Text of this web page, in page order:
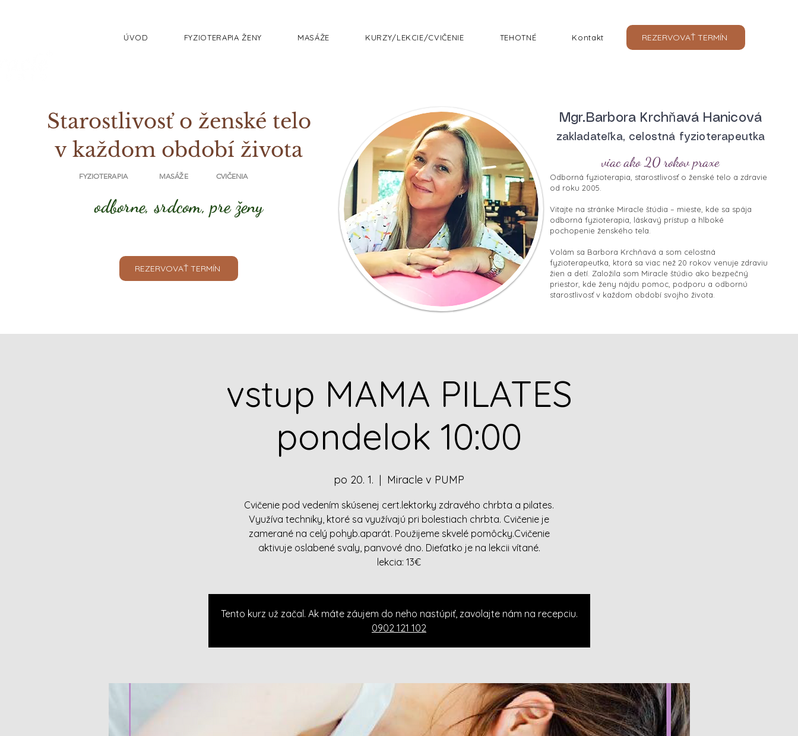
ÚVOD FYZIOTERAPIA ŽENY MASÁŽE KURZY/LEKCIE/CVIČENIE TEHOTNÉ Kontakt REZERVOVAŤ TERMÍN
Starostlivosť o ženské telo
v každom období života
FYZIOTERAPIA MASÁŽE CVIČENIA
odborne, srdcom, pre ženy
REZERVOVAŤ TERMÍN
Mgr.Barbora Krchňavá Hanicová
zakladateľka, celostná fyzioterapeutka
viac ako 20 rokov praxe
Odborná fyzioterapia, starostlivosť o ženské telo a zdravie
od roku 2005.
Vitajte na stránke Miracle štúdia – mieste, kde sa spája
odborná fyzioterapia, láskavý prístup a hlboké
pochopenie ženského tela.
Volám sa Barbora Krchňavá a som celostná
fyzioterapeutka, ktorá sa viac než 20 rokov venuje zdraviu
žien a detí. Založila som Miracle štúdio ako bezpečný
priestor, kde ženy nájdu pomoc, podporu a odbornú
starostlivosť v každom období svojho života.​
vstup MAMA PILATES
pondelok 10:00
po 20. 1.
  |
Miracle v PUMP
Cvičenie pod vedením skúsenej cert.lektorky zdravého chrbta a pilates.
Využíva techniky, ktoré sa využívajú pri bolestiach chrbta. Cvičenie je
zamerané na celý pohyb.aparát. Použijeme skvelé pomôcky.Cvičenie
aktivuje oslabené svaly, panvové dno. Dieťatko je na lekcii vítané.
lekcia: 13€
Tento kurz už začal. Ak máte záujem do neho nastúpiť, zavolajte nám na recepciu.
0902 121 102